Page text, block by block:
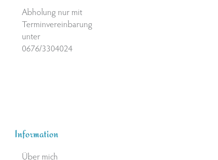
Abholung nur mit
Terminvereinbarung
unter
0676/3304024
Information
Über mich